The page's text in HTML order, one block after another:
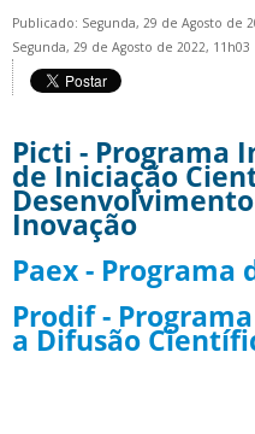
Publicado: Segunda, 29 de Agosto de
Segunda, 29 de Agosto de 2022, 11h03
Picti - Programa
de Iniciação
Inovação
Paex - Programa
Prodif -
a Difusão